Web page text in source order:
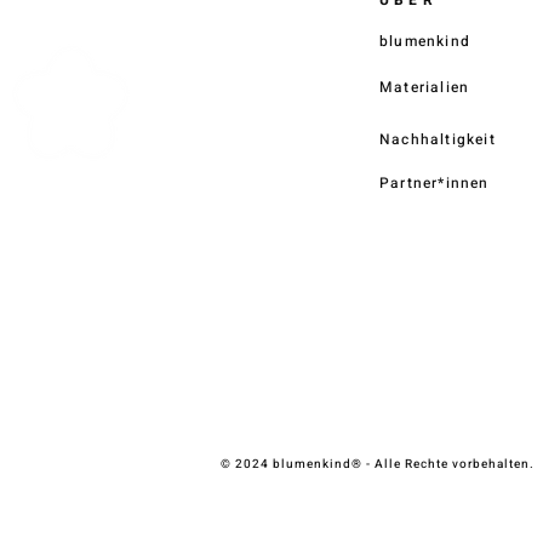
blumenkind
Materialien
Nachhaltigkeit
Partner*innen
© 2024 blumenkind® - Alle Rechte vorbehalten.